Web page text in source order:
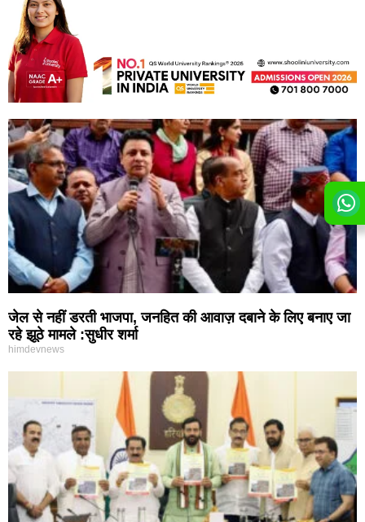
जेल से नहीं डरती भाजपा, जनहित की आवाज़ दबाने के लिए बनाए जा
रहे झूठे मामले :सुधीर शर्मा
himdevnews